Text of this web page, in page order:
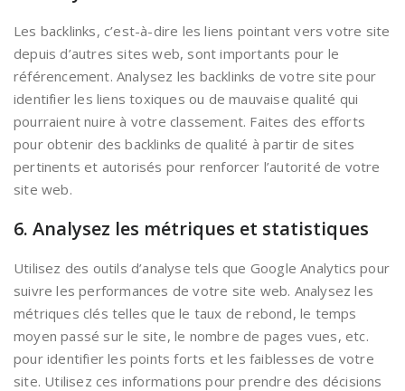
Les backlinks, c’est-à-dire les liens pointant vers votre site
depuis d’autres sites web, sont importants pour le
référencement. Analysez les backlinks de votre site pour
identifier les liens toxiques ou de mauvaise qualité qui
pourraient nuire à votre classement. Faites des efforts
pour obtenir des backlinks de qualité à partir de sites
pertinents et autorisés pour renforcer l’autorité de votre
site web.
6. Analysez les métriques et statistiques
Utilisez des outils d’analyse tels que Google Analytics pour
suivre les performances de votre site web. Analysez les
métriques clés telles que le taux de rebond, le temps
moyen passé sur le site, le nombre de pages vues, etc.
pour identifier les points forts et les faiblesses de votre
site. Utilisez ces informations pour prendre des décisions